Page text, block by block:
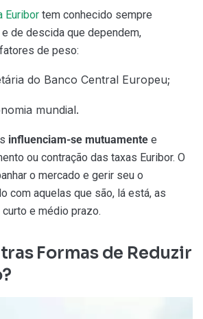
Euribor tem conhecido sempre
de descida que dependem,
de peso:
do Banco Central Europeu;
mundial.
influenciam-se mutuamente e
ou contração das taxas Euribor. O
o mercado e gerir seu o
com aquelas que são, lá está, as
e médio prazo.
Formas de Reduzir